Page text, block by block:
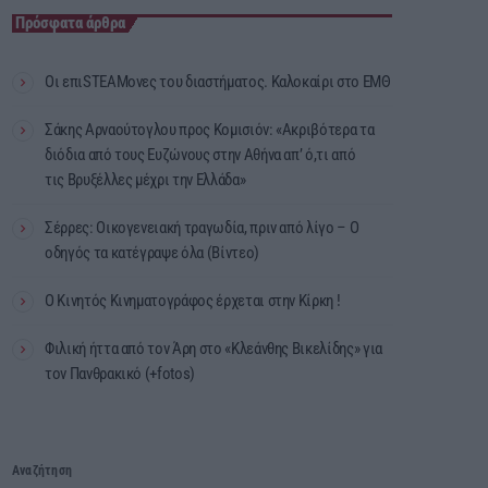
Πρόσφατα άρθρα
Οι επιSTEAMονες του διαστήματος. Καλοκαίρι στο ΕΜΘ
Σάκης Αρναούτογλου προς Κομισιόν: «Ακριβότερα τα
διόδια από τους Ευζώνους στην Αθήνα απ’ ό,τι από
τις Βρυξέλλες μέχρι την Ελλάδα»
Σέρρες: Οικογενειακή τραγωδία, πριν από λίγο – Ο
οδηγός τα κατέγραψε όλα (Βίντεο)
Ο Κινητός Κινηματογράφος έρχεται στην Κίρκη !
Φιλική ήττα από τον Άρη στο «Κλεάνθης Βικελίδης» για
τον Πανθρακικό (+fotos)
Αναζήτηση